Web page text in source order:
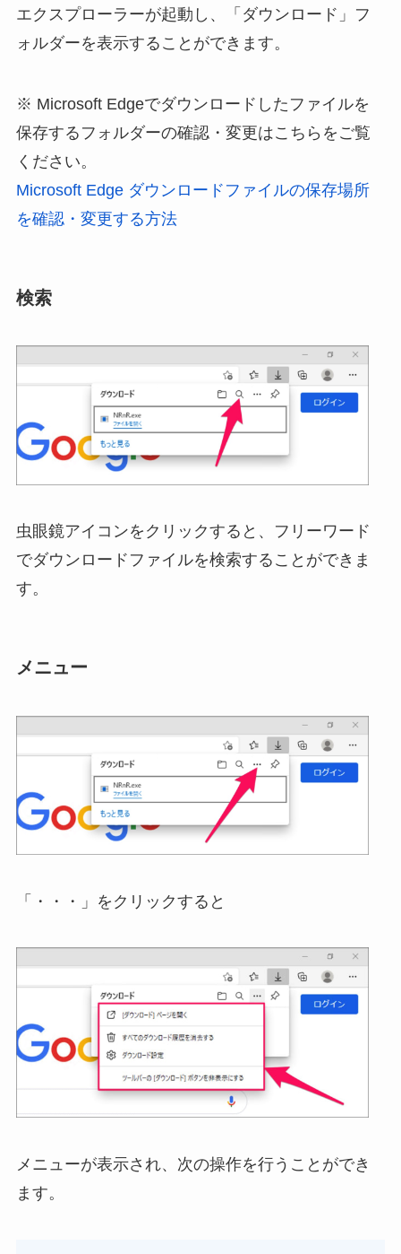
エクスプローラーが起動し、「ダウンロード」フ
ォルダーを表示することができます。
※ Microsoft Edgeでダウンロードしたファイルを
保存するフォルダーの確認・変更はこちらをご覧
ください。
Microsoft Edge ダウンロードファイルの保存場所
を確認・変更する方法
検索
虫眼鏡アイコンをクリックすると、フリーワード
でダウンロードファイルを検索することができま
す。
メニュー
「・・・」をクリックすると
メニューが表示され、次の操作を行うことができ
ます。